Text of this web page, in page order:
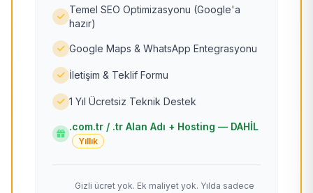
Temel SEO Optimizasyonu (Google'a
hazır)
Google Maps & WhatsApp Entegrasyonu
İletişim & Teklif Formu
1 Yıl Ücretsiz Teknik Destek
.com.tr / .tr Alan Adı + Hosting — DAHİL
Yıllık
Gizli ücret yok. Ek maliyet yok. Yılda sadece